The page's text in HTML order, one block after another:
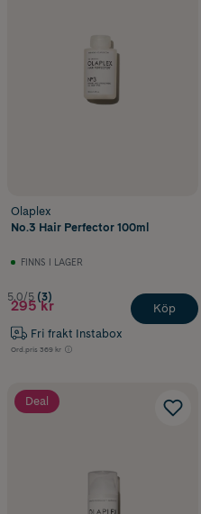
Olaplex
No.3 Hair Perfector 100ml
FINNS I LAGER
5.0/5 (3)
295 kr
Fri frakt Instabox
Ord.pris 369 kr
Köp
Deal